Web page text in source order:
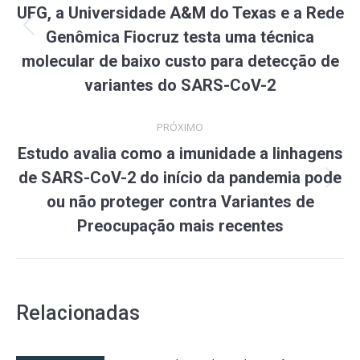
post:
Post
anterior:
UFG, a Universidade A&M do Texas e a Rede
Genômica Fiocruz testa uma técnica
molecular de baixo custo para detecção de
variantes do SARS-CoV-2
PRÓXIMO
Próximo
post:
Estudo avalia como a imunidade a linhagens
de SARS-CoV-2 do início da pandemia pode
ou não proteger contra Variantes de
Preocupação mais recentes
Relacionadas